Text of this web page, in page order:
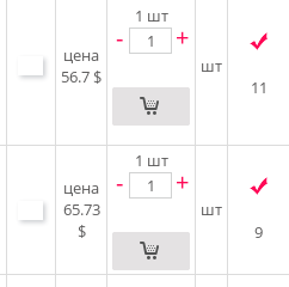
цена
56.7 $
1 шт
- +
шт
11
цена
65.73
$
1 шт
- +
шт
9